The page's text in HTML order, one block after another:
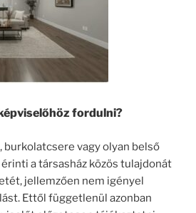
fordulni?
burkolatcsere vagy olyan belső
a társasház közös tulajdonát
jellemzően nem igényel
Ettől függetlenül azonban